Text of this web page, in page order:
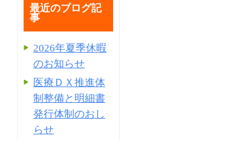
最近のブログ記
事
2026年夏季休暇
のお知らせ
医療ＤＸ推進体
制整備と明細書
発⾏体制のおし
らせ